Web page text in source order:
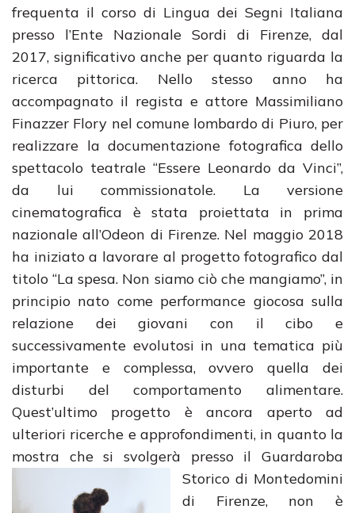
frequenta il corso di Lingua dei Segni Italiana
presso l’Ente Nazionale Sordi di Firenze, dal
2017, significativo anche per quanto riguarda la
ricerca pittorica. Nello stesso anno ha
accompagnato il regista e attore Massimiliano
Finazzer Flory nel comune lombardo di Piuro, per
realizzare la documentazione fotografica dello
spettacolo teatrale “Essere Leonardo da Vinci”,
da lui commissionatole. La versione
cinematografica è stata proiettata in prima
nazionale all’Odeon di Firenze. Nel maggio 2018
ha iniziato a lavorare al progetto fotografico dal
titolo “La spesa. Non siamo ciò che mangiamo”, in
principio nato come performance giocosa sulla
relazione dei giovani con il cibo e
successivamente evolutosi in una tematica più
importante e complessa, ovvero quella dei
disturbi del comportamento alimentare.
Quest’ultimo progetto è ancora aperto ad
ulteriori ricerche e approfondimenti, in quanto la
mostra che si svolgerà presso il Guardaroba
Storico di Montedomini
di Firenze, non è